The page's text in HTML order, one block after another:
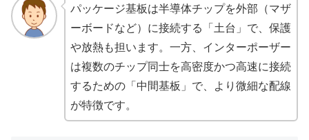
パッケージ基板は半導体チップを外部（マザ
ーボードなど）に接続する「土台」で、保護
や放熱も担います。一方、インターポーザー
は複数のチップ同士を高密度かつ高速に接続
するための「中間基板」で、より微細な配線
が特徴です。